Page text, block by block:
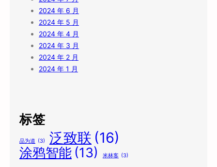
2024 年 6 月
2024 年 5 月
2024 年 4 月
2024 年 3 月
2024 年 2 月
2024 年 1 月
标签
品为道 (3) 泛致联 (16)
涂鸦智能 (13) 米林客 (3)